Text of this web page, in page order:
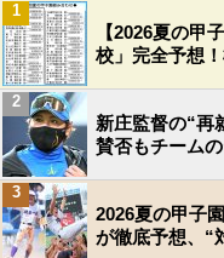
【2026夏の甲
校」完全予想
1
新庄監督の“再
賛否もチーム
2
2026夏の甲子
が徹底予想、“
3